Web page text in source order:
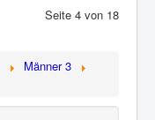
Seite 4 von 18
Männer 3